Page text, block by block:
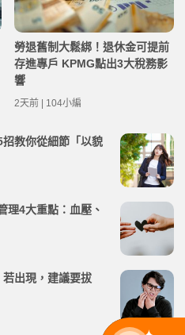
勞退舊制大鬆綁！退休金可提前
存進專戶 KPMG點出3大稅務影
響
2天前 | 104小編
教你從細節「以貌
理4大重點：血壓、
出現，建議要拔